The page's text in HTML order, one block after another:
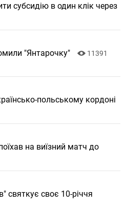
субсидію в один клік через
"Янтарочку"
11391
польському кордоні
на виїзний матч до
святкує своє 10-річчя